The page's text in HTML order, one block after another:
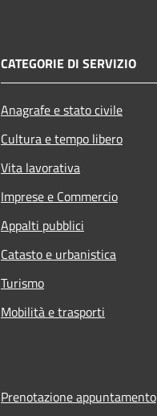
CATEGORIE DI SERVIZIO
Anagrafe e stato civile
Cultura e tempo libero
Vita lavorativa
Imprese e Commercio
Appalti pubblici
Catasto e urbanistica
Turismo
Mobilità e trasporti
Prenotazione appuntamento